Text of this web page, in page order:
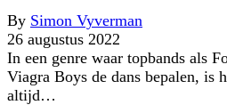
By Simon Vyverman
26 augustus 2022
In een genre waar topbands als
Viagra Boys de dans bepalen, is
altijd…